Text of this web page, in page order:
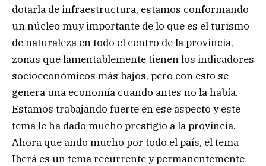
dotarla de infraestructura, estamos conformando
un núcleo muy importante de lo que es el turismo
de naturaleza en todo el centro de la provincia,
zonas que lamentablemente tienen los indicadores
socioeconómicos más bajos, pero con esto se
genera una economía cuando antes no la había.
Estamos trabajando fuerte en ese aspecto y este
tema le ha dado mucho prestigio a la provincia.
Ahora que ando mucho por todo el país, el tema
Iberá es un tema recurrente y permanentemente